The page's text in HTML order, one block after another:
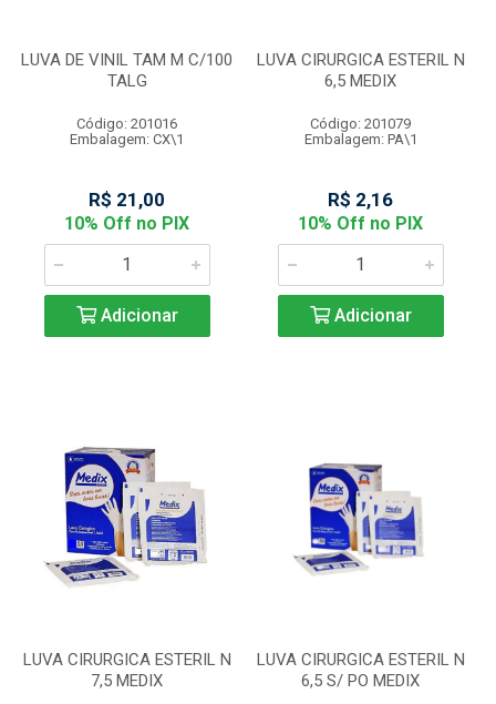
LUVA DE VINIL TAM M C/100
TALG
Código: 201016
Embalagem: CX\1
R$ 21,00
10% Off no PIX
Adicionar
LUVA CIRURGICA ESTERIL N
6,5 MEDIX
Código: 201079
Embalagem: PA\1
R$ 2,16
10% Off no PIX
Adicionar
LUVA CIRURGICA ESTERIL N
7,5 MEDIX
LUVA CIRURGICA ESTERIL N
6,5 S/ PO MEDIX